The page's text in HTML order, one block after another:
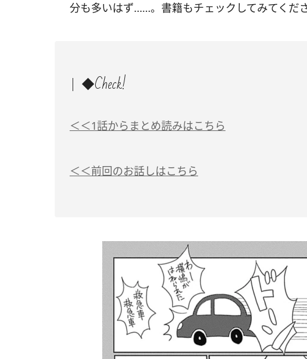
分も多いはず……。書籍もチェックしてみてくださ
◆Check!
＜＜1話からまとめ読みはこちら
＜＜前回のお話しはこちら